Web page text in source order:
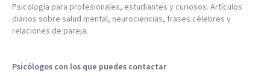
Psicología para profesionales, estudiantes y curiosos. Artículos
diarios sobre salud mental, neurociencias, frases célebres y
relaciones de pareja.
Psicólogos con los que puedes contactar